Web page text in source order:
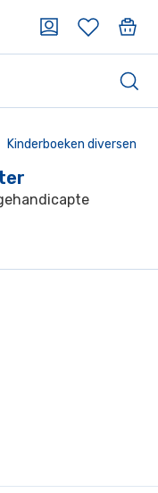
Kinderboeken diversen